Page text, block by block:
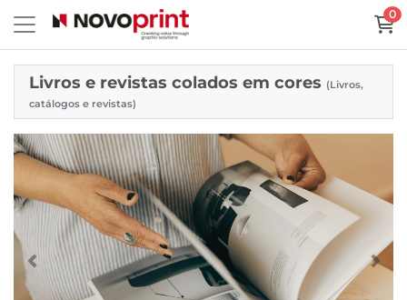
0
Livros e revistas colados em cores (Livros,
catálogos e revistas)